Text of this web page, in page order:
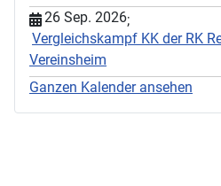
26 Sep. 2026;
Vergleichskampf KK der RK
Vereinsheim
Ganzen Kalender ansehen